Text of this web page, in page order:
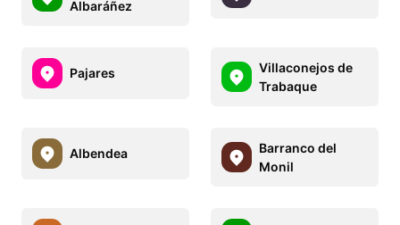
Albaráñez
Pajares
Villaconejos de
Trabaque
Albendea
Barranco del
Monil